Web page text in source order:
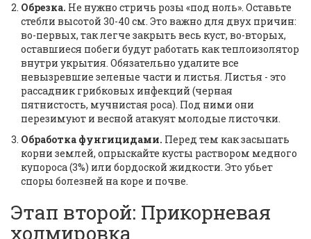
Обрезка. Не нужно стричь розы «под ноль». Оставьте
стебли высотой 30-40 см. Это важно для двух причин:
во-первых, так легче закрыть весь куст, во-вторых,
оставшиеся побеги будут работать как теплоизолятор
внутри укрытия. Обязательно удалите все
невызревшие зеленые части и листья. Листья - это
рассадник грибковых инфекций (черная
пятнистость, мучнистая роса). Под ними они
перезимуют и весной атакуят молодые листочки.
Обработка фунгицидами. Перед тем как засыпать
корни землей, опрыскайте кусты раствором медного
купороса (3%) или бордоской жидкости. Это убьет
споры болезней на коре и почве.
Этап второй: Прикорневая
холмировка